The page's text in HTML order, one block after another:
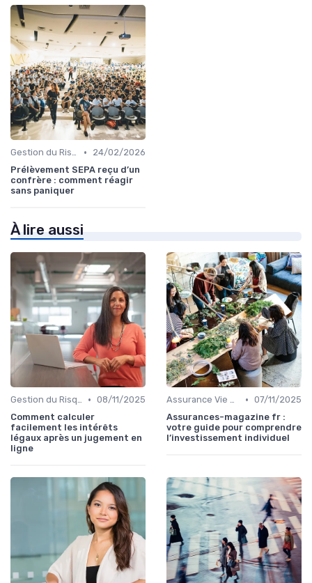
Gestion du Risque Financier •
24/02/2026
Prélèvement SEPA reçu d’un
confrère : comment réagir
sans paniquer
À lire aussi
Gestion du Risque Financier • 08/11/2025
Comment calculer
facilement les intérêts
légaux après un jugement en
ligne
Assurance Vie et Épargne • 07/11/2025
Assurances-magazine fr :
votre guide pour comprendre
l’investissement individuel